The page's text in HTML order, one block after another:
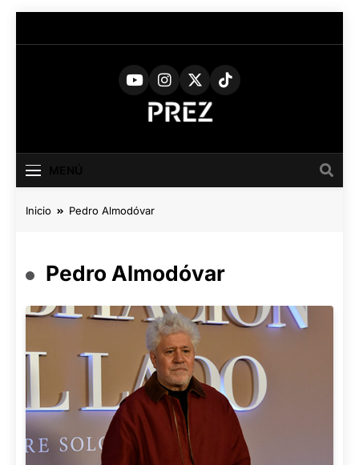
al
PREZ
MAGAZINE
Cultural
Inicio Pedro Almodóvar
Pedro Almodóvar